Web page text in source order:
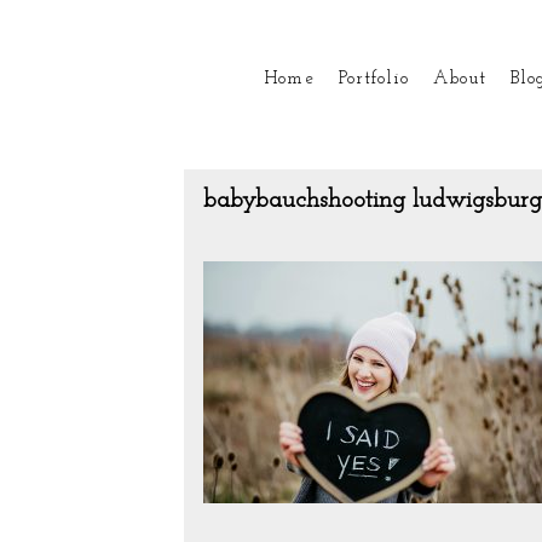
Home Portfolio About
babybauchshooting ludwigsburg